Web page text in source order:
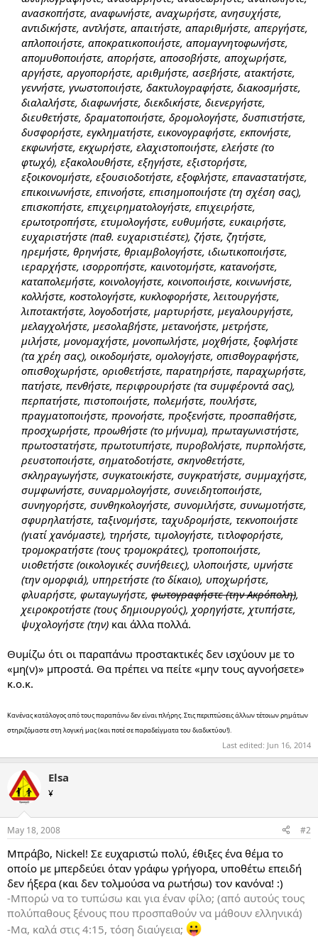
ανασκοπήστε, αναφωνήστε, αναχωρήστε, ανησυχήστε,
αντιδικήστε, αντλήστε, απαιτήστε, απαριθμήστε, απεργήστε,
απλοποιήστε, αποκρατικοποιήστε, απομαγνητοφωνήστε,
απομυθοποιήστε, απορήστε, αποσοβήστε, αποχωρήστε,
αργήστε, αργοπορήστε, αριθμήστε, ασεβήστε, ατακτήστε,
γεννήστε, γνωστοποιήστε, δακτυλογραφήστε, διακοσμήστε,
διαλαλήστε, διαφωνήστε, διεκδικήστε, διενεργήστε,
διευθετήστε, δραματοποιήστε, δρομολογήστε, δυσπιστήστε,
δυσφορήστε, εγκληματήστε, εικονογραφήστε, εκπονήστε,
εκφωνήστε, εκχωρήστε, ελαχιστοποιήστε, ελεήστε (το
φτωχό), εξακολουθήστε, εξηγήστε, εξιστορήστε,
εξοικονομήστε, εξουσιοδοτήστε, εξοφλήστε, επαναστατήστε,
επικοινωνήστε, επινοήστε, επισημοποιήστε (τη σχέση σας),
επισκοπήστε, επιχειρηματολογήστε, επιχειρήστε,
ερωτοτροπήστε, ετυμολογήστε, ευθυμήστε, ευκαιρήστε,
ευχαριστήστε (παθ. ευχαριστιέστε), ζήστε, ζητήστε,
ηρεμήστε, θρηνήστε, θριαμβολογήστε, ιδιωτικοποιήστε,
ιεραρχήστε, ισορροπήστε, καινοτομήστε, κατανοήστε,
καταπολεμήστε, κοινολογήστε, κοινοποιήστε, κοινωνήστε,
κολλήστε, κοστολογήστε, κυκλοφορήστε, λειτουργήστε,
λιποτακτήστε, λογοδοτήστε, μαρτυρήστε, μεγαλουργήστε,
μελαγχολήστε, μεσολαβήστε, μετανοήστε, μετρήστε,
μιλήστε, μονομαχήστε, μονοπωλήστε, μοχθήστε, ξοφλήστε
(τα χρέη σας), οικοδομήστε, ομολογήστε, οπισθογραφήστε,
οπισθοχωρήστε, οριοθετήστε, παρατηρήστε, παραχωρήστε,
πατήστε, πενθήστε, περιφρουρήστε (τα συμφέροντά σας),
περπατήστε, πιστοποιήστε, πολεμήστε, πουλήστε,
πραγματοποιήστε, προνοήστε, προξενήστε, προσπαθήστε,
προσχωρήστε, προωθήστε (το μήνυμα), πρωταγωνιστήστε,
πρωτοστατήστε, πρωτοτυπήστε, πυροβολήστε, πυρπολήστε,
ρευστοποιήστε, σηματοδοτήστε, σκηνοθετήστε,
σκληραγωγήστε, συγκατοικήστε, συγκρατήστε, συμμαχήστε,
συμφωνήστε, συναρμολογήστε, συνειδητοποιήστε,
συνηγορήστε, συνθηκολογήστε, συνομιλήστε, συνωμοτήστε,
σφυρηλατήστε, ταξινομήστε, ταχυδρομήστε, τεκνοποιήστε
(γιατί χανόμαστε), τηρήστε, τιμολογήστε, τιτλοφορήστε,
τρομοκρατήστε (τους τρομοκράτες), τροποποιήστε,
υιοθετήστε (οικολογικές συνήθειες), υλοποιήστε, υμνήστε
(την ομορφιά), υπηρετήστε (το δίκαιο), υποχωρήστε,
φλυαρήστε, φωταγωγήστε, φωτογραφήστε (την Ακρόπολη),
χειροκροτήστε (τους δημιουργούς), χορηγήστε, χτυπήστε,
ψυχολογήστε (την) και άλλα πολλά.​
Θυμίζω ότι οι παραπάνω προστακτικές δεν ισχύουν με το
«μη(ν)» μπροστά. Θα πρέπει να πείτε «μην τους αγνοήσετε»
κ.ο.κ.
Κανένας κατάλογος από τους παραπάνω δεν είναι πλήρης. Στις περιπτώσεις άλλων τέτοιων ρημάτων
στηριζόμαστε στη λογική μας (και ποτέ σε παραδείγματα του διαδικτύου!).
Last edited: Jun 16, 2014
Elsa
¥
May 18, 2008 #2
Μπράβο, Nickel! Σε ευχαριστώ πολύ, έθιξες ένα θέμα το
οποίο με μπερδεύει όταν γράφω γρήγορα, υποθέτω επειδή
δεν ήξερα (και δεν τολμούσα να ρωτήσω) τον κανόνα! :)
-Μπορώ να το τυπώσω και για έναν φίλο; (από αυτούς τους
πολύπαθους ξένους που προσπαθούν να μάθουν ελληνικά)
-Μα, καλά στις 4:15, τόση διαύγεια;